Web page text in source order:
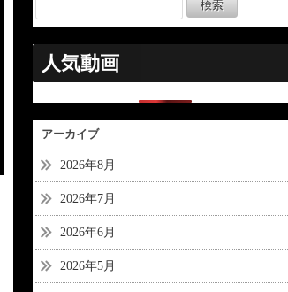
人気動画
アーカイブ
2026年8月
2026年7月
2026年6月
2026年5月